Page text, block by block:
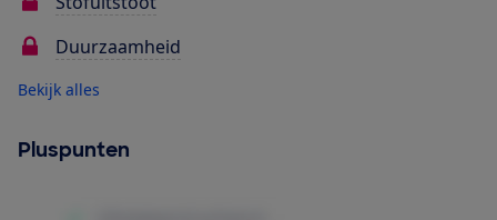
Duurzaamheid
Bekijk alles
Pluspunten